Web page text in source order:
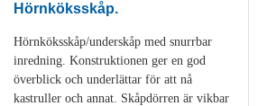
Hörnköksskåp.
Hörnköksskåp/underskåp med snurrbar
inredning. Konstruktionen ger en god
överblick och underlättar för att nå
kastruller och annat. Skåpdörren är vikbar